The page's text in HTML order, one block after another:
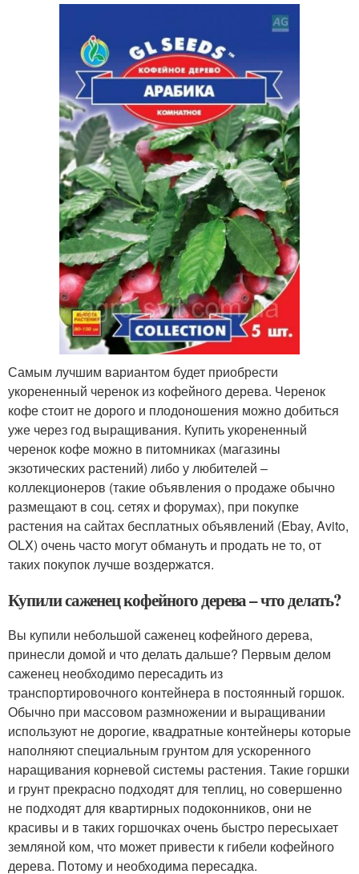
Самым лучшим вариантом будет приобрести
укорененный черенок из кофейного дерева. Черенок
кофе стоит не дорого и плодоношения можно добиться
уже через год выращивания. Купить укорененный
черенок кофе можно в питомниках (магазины
экзотических растений) либо у любителей –
коллекционеров (такие объявления о продаже обычно
размещают в соц. сетях и форумах), при покупке
растения на сайтах бесплатных объявлений (Ebay, Avito,
OLX) очень часто могут обмануть и продать не то, от
таких покупок лучше воздержатся.
Купили саженец кофейного дерева – что делать?
Вы купили небольшой саженец кофейного дерева,
принесли домой и что делать дальше? Первым делом
саженец необходимо пересадить из
транспортировочного контейнера в постоянный горшок.
Обычно при массовом размножении и выращивании
используют не дорогие, квадратные контейнеры которые
наполняют специальным грунтом для ускоренного
наращивания корневой системы растения. Такие горшки
и грунт прекрасно подходят для теплиц, но совершенно
не подходят для квартирных подоконников, они не
красивы и в таких горшочках очень быстро пересыхает
земляной ком, что может привести к гибели кофейного
дерева. Потому и необходима пересадка.